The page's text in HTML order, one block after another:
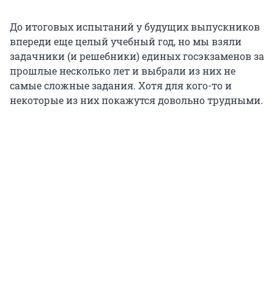
До итоговых испытаний у будущих выпускников
впереди еще целый учебный год, но мы взяли
задачники (и решебники) единых госэкзаменов за
прошлые несколько лет и выбрали из них не
самые сложные задания. Хотя для кого-то и
некоторые из них покажутся довольно трудными.